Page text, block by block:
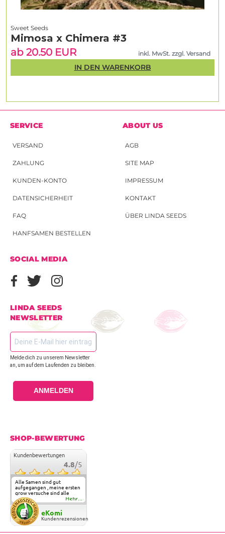
Sweet Seeds
Mimosa x Chimera #3
ab 20.50 EUR
inkl. MwSt. zzgl. Versand
IN DEN WARENKORB
SERVICE
VERSAND
ZAHLUNG
KUNDEN-KONTO
DATENSICHERHEIT
FAQ
HANFSAMEN BESTELLEN
ABOUT US
AGB
SITE MAP
IMPRESSUM
KONTAKT
ÜBER LINDA SEEDS
SOCIAL MEDIA
LINDA SEEDS
NEWSLETTER
Melde dich zu unserem Newsletter
an, um auf dem Laufenden zu bleiben.
ANMELDEN
SHOP-BEWERTUNG
Kundenbewertungen
4.8/5
Alle Samen sind gut
aufgegangen , meine ersten
grow versuche sind alle
geglückt. Die Sorten und
Anbieter Vielfalt
überzeugen sehr . Werde
wohl immer hier bestellen !
Mehr...
eKomi
Kundenrezensionen